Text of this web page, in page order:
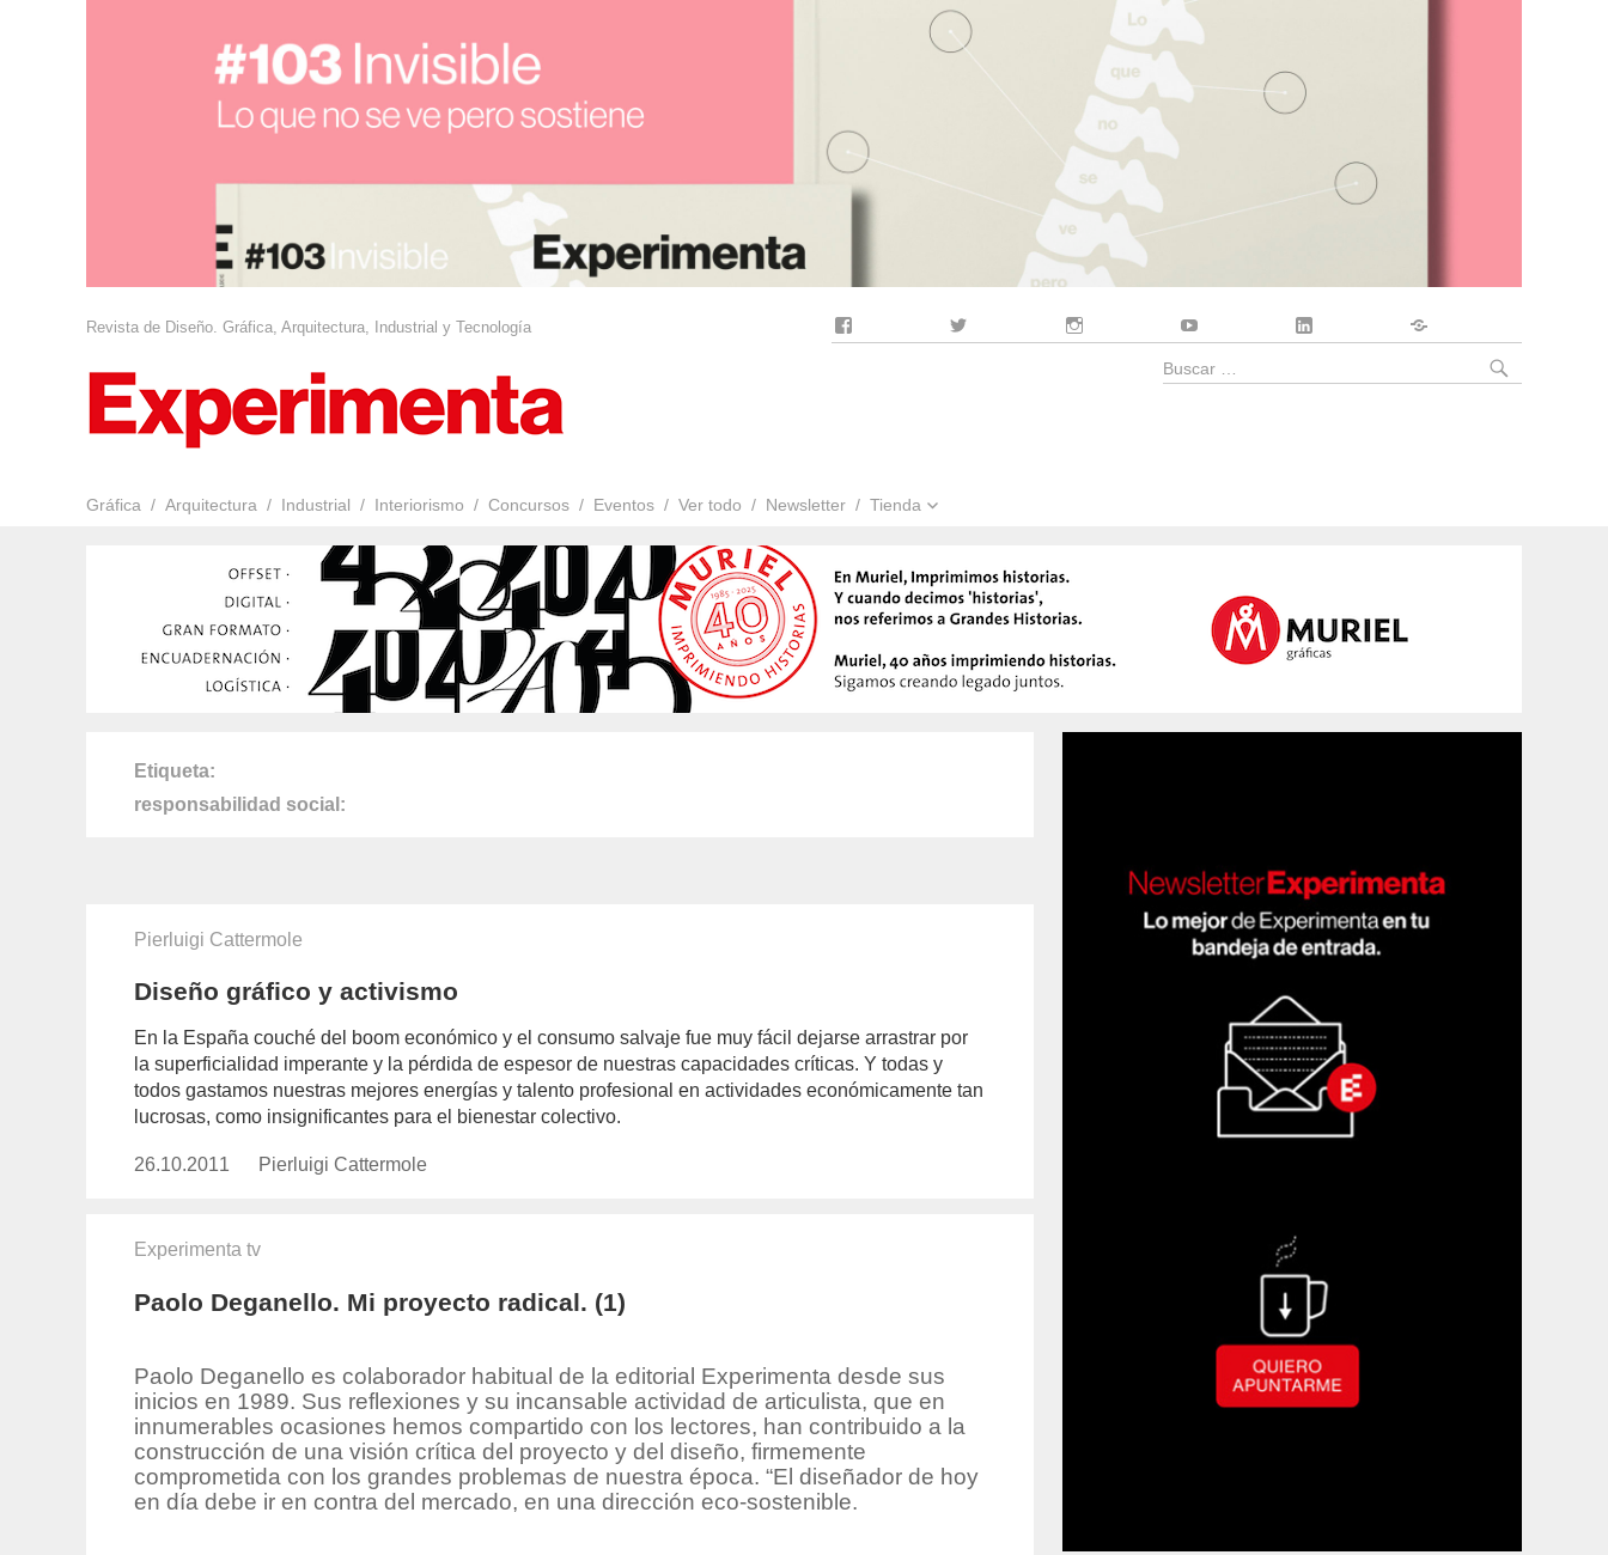
Revista de Diseño. Gráfica, Arquitectura, Industrial y Tecnología
Gráfica Arquitectura Industrial Interiorismo Concursos Eventos Ver todo Newsletter Tienda
Buscar
Etiqueta
responsabilidad social
Pierluigi Cattermole
Diseño gráfico y activismo
En la España couché del boom económico y el consu­mo salvaje fue muy fácil dejarse arrastrar por
la superfi­cialidad imperante y la pérdida de espesor de nuestras capacidades críticas. Y todas y
todos gastamos nuestras mejores energías y talento profesional en actividades económicamente tan
lucrosas, como insignificantes para el bienestar colectivo.
Publicado
26.10.2011
https://www.experimenta.es/author/pierluigi-
Pierluigi Cattermole
Experimenta tv
Paolo Deganello. Mi proyecto radical. (1)
Paolo Deganello es colaborador habitual de la editorial Experimenta desde sus
inicios en 1989. Sus reflexiones y su incansable actividad de articulista, que en
innumerables ocasiones hemos compartido con los lectores, han contribuido a la
construcción de una visión crítica del proyecto y del diseño, firmemente
comprometida con los grandes problemas de nuestra época. “El diseñador de hoy
en día debe ir en contra del mercado, en una dirección eco-sostenible.